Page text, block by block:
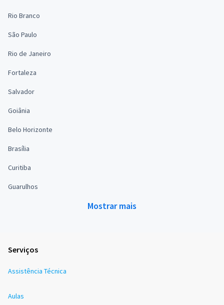
Rio Branco
São Paulo
Rio de Janeiro
Fortaleza
Salvador
Goiânia
Belo Horizonte
Brasília
Curitiba
Guarulhos
Mostrar mais
Serviços
Assistência Técnica
Aulas